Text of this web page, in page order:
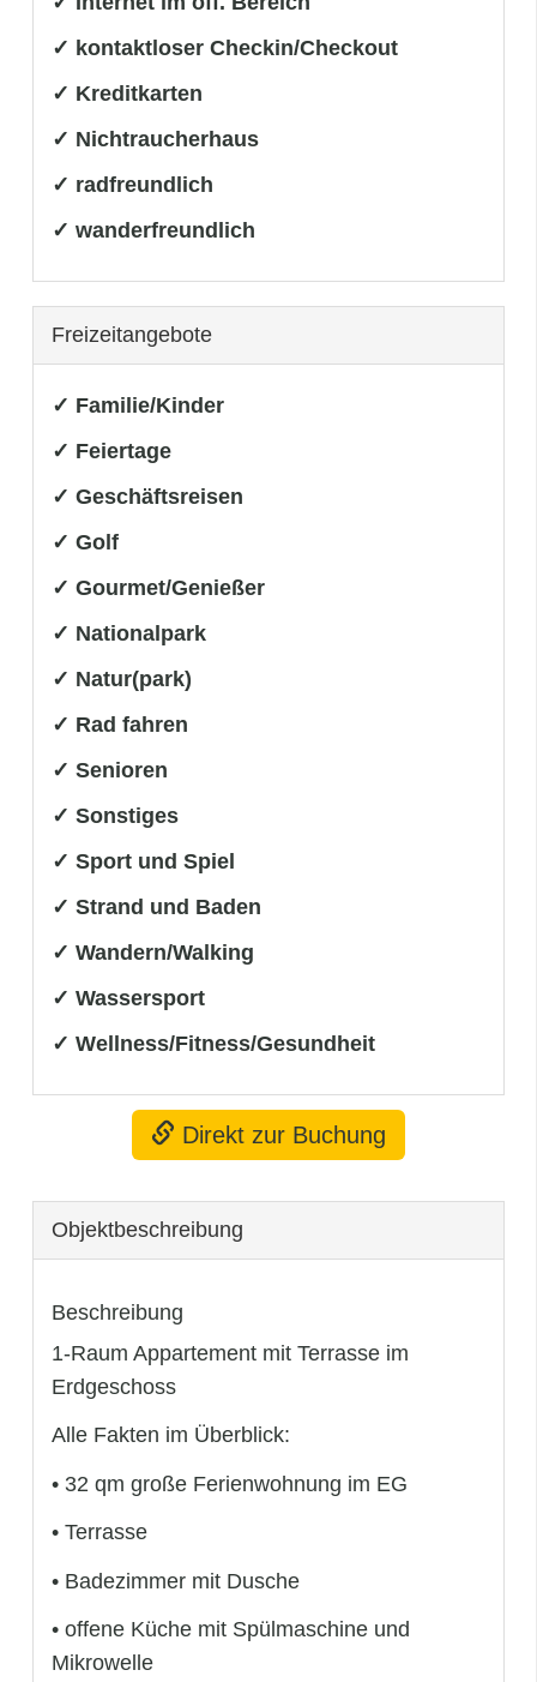
✓ kontaktloser Checkin/Checkout
✓ Kreditkarten
✓ Nichtraucherhaus
✓ radfreundlich
✓ wanderfreundlich
Freizeitangebote
✓ Familie/Kinder
✓ Feiertage
✓ Geschäftsreisen
✓ Golf
✓ Gourmet/Genießer
✓ Nationalpark
✓ Natur(park)
✓ Rad fahren
✓ Senioren
✓ Sonstiges
✓ Sport und Spiel
✓ Strand und Baden
✓ Wandern/Walking
✓ Wassersport
✓ Wellness/Fitness/Gesundheit
Direkt zur Buchung
Objekt­beschreibung
Beschreibung
1-Raum Appartement mit Terrasse im
Erdgeschoss
Alle Fakten im Überblick:
• 32 qm große Ferienwohnung im EG
• Terrasse
• Badezimmer mit Dusche
• offene Küche mit Spülmaschine und
Mikrowelle